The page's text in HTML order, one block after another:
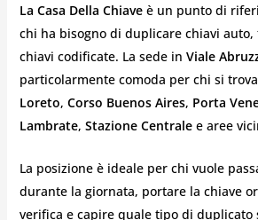
La Casa Della Chiaveè un punto di
chi ha bisogno di duplicare chiavi auto,
chiavi codificate. La sede in Viale
particolarmente comoda per chi si
Loreto, Corso Buenos Aires, Porta
Lambrate, Stazione Centralee aree
La posizione è ideale per chi vuole
durante la giornata, portare la chiave
verifica e capire quale tipo di duplicato